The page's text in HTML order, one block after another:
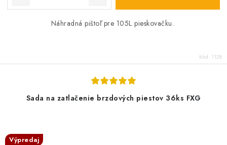
Náhradná pištoľ pre 105L pieskovačku.
Kód: 1128
Sada na zatlačenie brzdových piestov 36ks FXG
Výpredaj